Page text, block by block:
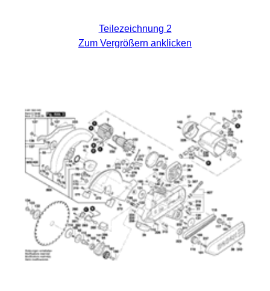
Teilezeichnung 2
Zum Vergrößern anklicken